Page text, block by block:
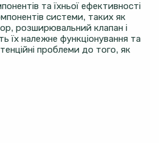
та їхньої ефективності
системи, таких як
розширювальний клапан і
їх належне функціонування та
проблеми до того, як